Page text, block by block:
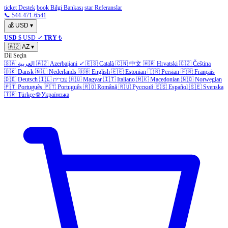
ticket Destek book Bilgi Bankası star Referanslar
📞 544-471-6541
💰 USD ▾
USD $ USD ✓ TRY ₺
🇦🇿 AZ ▾
Dil Seçin
🇸🇦 العربية 🇦🇿 Azerbaijani ✓ 🇪🇸 Català 🇨🇳 中文 🇭🇷 Hrvatski 🇨🇿 Čeština
🇩🇰 Dansk 🇳🇱 Nederlands 🇬🇧 English 🇪🇪 Estonian 🇮🇷 Persian 🇫🇷 Français
🇩🇪 Deutsch 🇮🇱 עברית 🇭🇺 Magyar 🇮🇹 Italiano 🇲🇰 Macedonian 🇳🇴 Norwegian
🇵🇹 Português 🇵🇹 Português 🇷🇴 Română 🇷🇺 Русский 🇪🇸 Español 🇸🇪 Svenska
🇹🇷 Türkçe 🌐 Українська